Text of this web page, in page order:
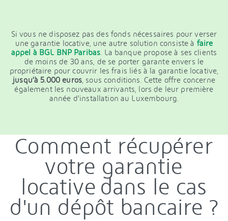
Si vous ne disposez pas des fonds nécessaires pour verser
une garantie locative, une autre solution consiste à faire
appel à BGL BNP Paribas. La banque propose à ses clients
de moins de 30 ans, de se porter garante envers le
propriétaire pour couvrir les frais liés à la garantie locative,
jusqu’à 5.000 euros, sous conditions. Cette offre concerne
également les nouveaux arrivants, lors de leur première
année d’installation au Luxembourg.
Comment récupérer
votre garantie
locative dans le cas
d'un dépôt bancaire ?